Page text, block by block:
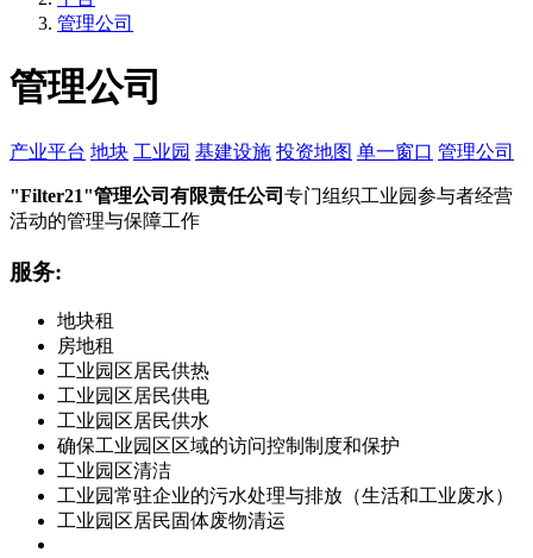
管理公司
管理公司
产业平台 地块 工业园 基建设施 投资地图 单一窗口 管理公司
"Filter21"管理公司有限责任公司 专门组织工业园参与者经营
活动的管理与保障工作
服务:
地块租
房地租
工业园区居民供热
工业园区居民供电
工业园区居民供水
确保工业园区区域的访问控制制度和保护
工业园区清洁
工业园常驻企业的污水处理与排放（生活和工业废水）
工业园区居民固体废物清运